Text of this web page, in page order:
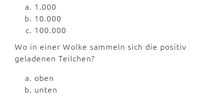
1.000
10.000
100.000
Wo in einer Wolke sammeln sich die positiv
geladenen Teilchen?
oben
unten